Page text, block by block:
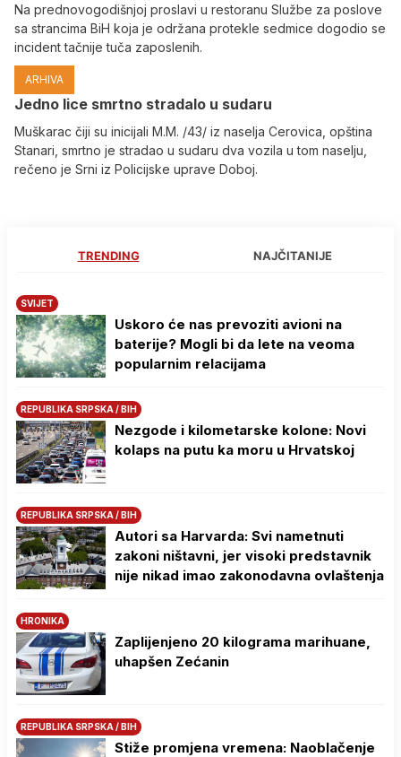
Na prednovogodišnjoj proslavi u restoranu Službe za poslove
sa strancima BiH koja je održana protekle sedmice dogodio se
incident tačnije tuča zaposlenih.
ARHIVA
Јedno lice smrtno stradalo u sudaru
Muškarac čiji su inicijali M.M. /43/ iz naselja Cerovica, opština
Stanari, smrtno je stradao u sudaru dva vozila u tom naselju,
rečeno je Srni iz Policijske uprave Doboj.
TRENDING NAJČITANIJE
SVIJET
Uskoro će nas prevoziti avioni na
baterije? Mogli bi da lete na veoma
popularnim relacijama
REPUBLIKA SRPSKA / BIH
Nezgode i kilometarske kolone: Novi
kolaps na putu ka moru u Hrvatskoj
REPUBLIKA SRPSKA / BIH
Autori sa Harvarda: Svi nametnuti
zakoni ništavni, jer visoki predstavnik
nije nikad imao zakonodavna ovlaštenja
HRONIKA
Zaplijenjeno 20 kilograma marihuane,
uhapšen Zećanin
REPUBLIKA SRPSKA / BIH
Stiže promjena vremena: Naoblačenje